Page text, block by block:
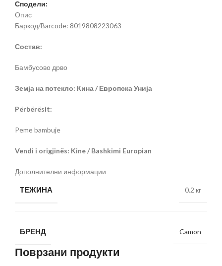
Сподели:
Опис
Баркод/Barcode: 8019808223063
Состав:
Бамбусово дрво
Земја на потекло: Кина / Европска Унија
Përbërësit:
Pemе bambuje
Vendi i origjinës: Kine / Bashkimi Europian
Дополнителни информации
ТЕЖИНА 0.2 кг
БРЕНД Camon
Поврзани продукти